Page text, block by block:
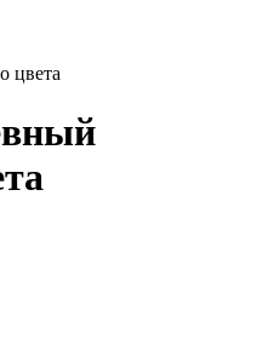
цвета